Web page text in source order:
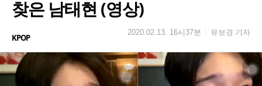
찾은 남태현 (영상)
KPOP
2020.02.13. 16시37분 유보경 기자